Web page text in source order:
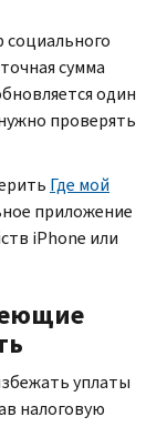
сумма
один
проверять
Где мой
приложение
iPhone или
уплаты
налоговую